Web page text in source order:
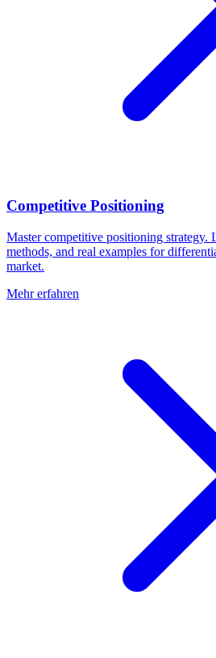
Competitive Positioning
Master competitive positioning strategy.
methods, and real examples for
market.
Mehr erfahren